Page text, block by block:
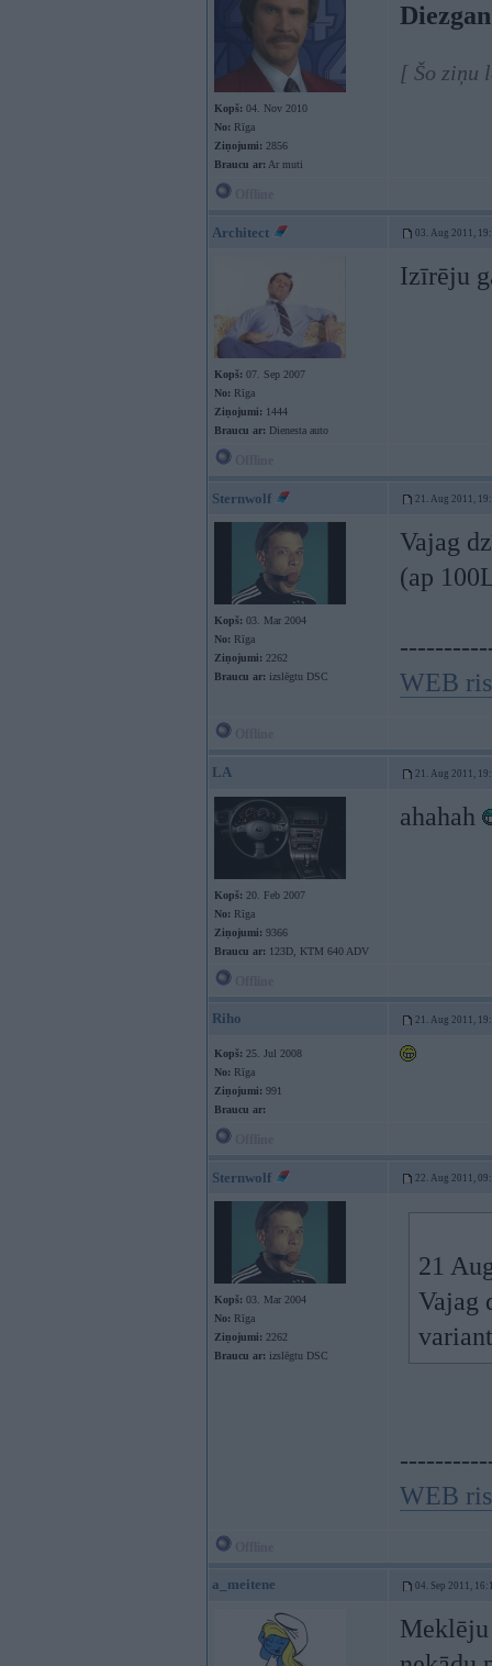
Kopš: 04. Nov 2010
No: Rīga
Ziņojumi: 2856
Braucu ar: Ar muti
[ Šo ziņu
Architect 03. Aug 2011,
Kopš: 07. Sep 2007
No: Rīga
Ziņojumi: 1444
Braucu ar: Dienesta auto
Izīrēju
Sternwolf 21. Aug 2011,
Kopš: 03. Mar 2004
No: Rīga
Ziņojumi: 2262
Braucu ar: izslēgtu DSC
Vajag
(ap
WEB
LA 21. Aug 2011,
Kopš: 20. Feb 2007
No: Rīga
Ziņojumi: 9366
Braucu ar: 123D, KTM 640 ADV
ahahah
Riho 21. Aug 2011,
Kopš: 25. Jul 2008
No: Rīga
Ziņojumi: 991
Braucu ar:
Sternwolf 22. Aug 2011,
Kopš: 03. Mar 2004
No: Rīga
Ziņojumi: 2262
Braucu ar: izslēgtu DSC
21
Vajag
WEB
a_meitene 04. Sep 2011,
Meklēju